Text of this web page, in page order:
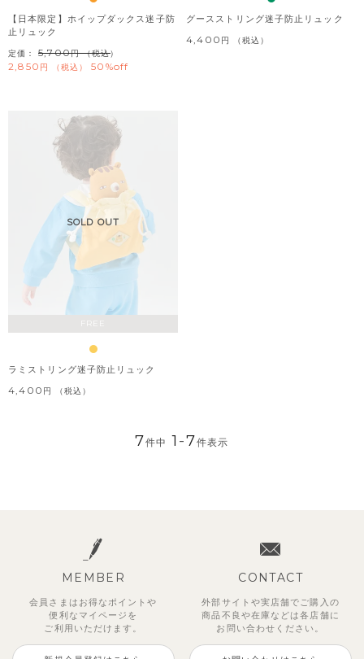
【日本限定】ホイップダックス迷子防
止リュック
定価： 5,700 （税込）
2,850 税込 50%off
グースストリング迷子防止リュック
4,400 税込
FREE
SOLD OUT
ラミストリング迷子防止リュック
4,400 税込
7件中 1 -7件表示
MEMBER
会員さまはお得なポイントや
便利な マイページを
ご利用いただけます。
CONTACT
外部サイトや実店舗でご購入の
商品不良や在庫などは各店舗に
お問い合わせください。